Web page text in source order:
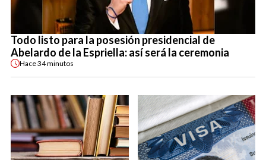
Todo listo para la posesión presidencial de
Abelardo de la Espriella: así será la ceremonia
Hace34 minutos